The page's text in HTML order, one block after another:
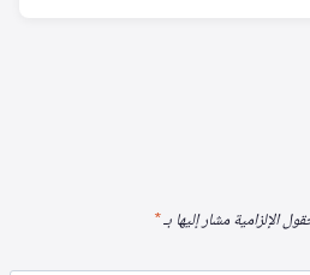
الإلزامية مشار إليها بـ*